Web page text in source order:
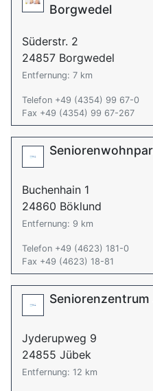
Borgwedel
Süderstr. 2
24857 Borgwedel
Entfernung: 7 km
Telefon +49 (4354) 99 67-0
Fax +49 (4354) 99 67-267
Buchenhain 1
24860 Böklund
Entfernung: 9 km
Telefon +49 (4623) 181-0
Fax +49 (4623) 18-81
Seniorenzentrum
Jyderupweg 9
24855 Jübek
Entfernung: 12 km